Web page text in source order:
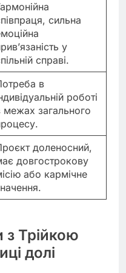
сильна
у
справі.
в
роботі
межах загального
доленосний,
довгострокову
або кармічне
Трійкою
долі